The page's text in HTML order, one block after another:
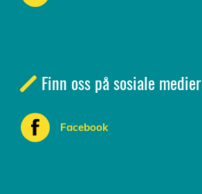
Finn oss på sosiale medier
Facebook